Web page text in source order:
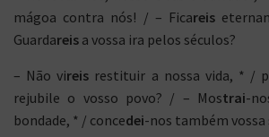
mágoa contra nós! / – Ficareis
Guardareis a vossa ira pelos séculos?
– Não vireis restituir a nossa vida, * /
rejubile o vosso povo? / – Mostrai-
bondade, * / concedei-nos também vossa